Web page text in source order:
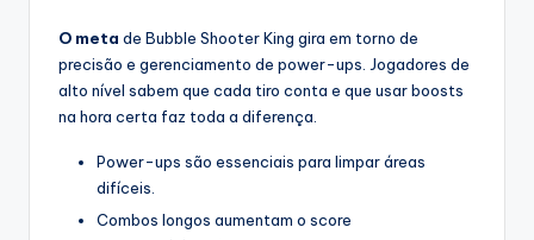
O meta de Bubble Shooter King gira em torno de
precisão e gerenciamento de power-ups. Jogadores de
alto nível sabem que cada tiro conta e que usar boosts
na hora certa faz toda a diferença.
Power-ups são essenciais para limpar áreas
difíceis.
Combos longos aumentam o score